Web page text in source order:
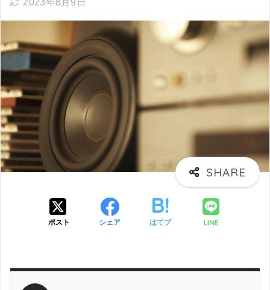
2023年8月9日
ポスト シェア はてブ LINE